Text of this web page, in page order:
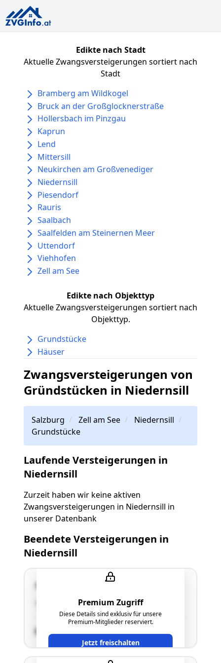
Edikte nach Stadt
Aktuelle Zwangsversteigerungen sortiert nach
Stadt
Bramberg am Wildkogel
Bruck an der Großglocknerstraße
Hollersbach im Pinzgau
Kaprun
Lend
Mittersill
Neukirchen am Großvenediger
Niedernsill
Piesendorf
Rauris
Saalbach
Saalfelden am Steinernen Meer
Uttendorf
Viehhofen
Zell am See
Edikte nach Objekttyp
Aktuelle Zwangsversteigerungen sortiert nach
Objekttyp.
Grundstücke
Häuser
Zwangsversteigerungen von
Gründstücken in Niedernsill
Salzburg Zell am See
Niedernsill
Grundstücke
Laufende Versteigerungen in
Niedernsill
Zurzeit haben wir keine aktiven
Zwangsversteigerungen in Niedernsill in
unserer Datenbank
Beendete Versteigerungen in
Niedernsill
Premium Zugriff
Diese Details sind exklusiv für unsere
Premium-Mitglieder reserviert.
Jetzt freischalten
"Grundstücksfläche mit Baulandwidmung"
SCHÄTZWERT